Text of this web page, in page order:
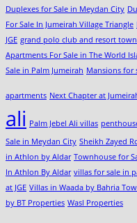
Duplexes for Sale in Meydan City
For Sale In Jumeirah Village Triangle
JGE grand polo club and resort
Apartments For Sale in The World
Sale in Palm Jumeirah Mansions for
apartments Next Chapter at
ali Palm Jebel Ali villas
Sale in Meydan City Sheikh Zayed
in Athlon by Aldar Townhouse for
In Athlon By Aldar villas for sale in
at JGE Villas in Waada by Bahria
by BT Properties Wasl Properties